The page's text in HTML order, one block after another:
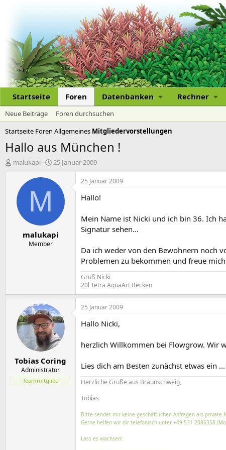
Startseite Foren Datenbanken Rechner
Neue Beiträge
Foren durchsuchen
Startseite Foren Allgemeines Mitgliedervorstellungen
Hallo aus München !
E
malukapi
E
s
t
a
25 Januar 2009
M
malukapi
Member
25 Januar 2009
Hallo!
Mein Name ist Nicki und ich bin 36. Ich
Signatur sehen...
Da ich weder von den Bewohnern noch
Problemen zu bekommen und freue
Gruß Nicki
20l Tetra AquaArt Becken
Tobias Coring
Administrator
Teammitglied
25 Januar 2009
Hallo Nicki,
herzlich Willkommen bei Flowgrow. Wir
Lies dich am Besten zunächst etwas ein
Herzliche Grüße aus Braunschweig,
Tobias
Bitte sendet mir keine geschäftlichen Anfragen als private
Gerne helfen wir dir telefonisch unter +49 531 2086358
Lass es wachsen!